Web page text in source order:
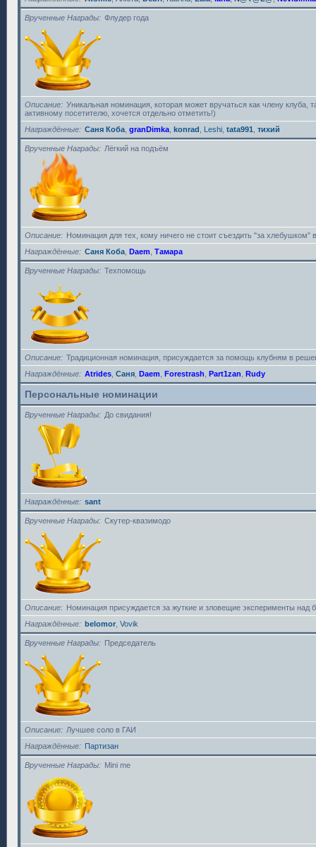
Врученные Награды Флудер года
Описание
Уникальная номинация, которая может вручаться как члену
активному посетителю, хочется отдельно отметить!)
Награждённые
Саня Коба granDimka konrad Leshi tata991 тихий
Врученные Награды Лёгкий на подъём
Описание
Номинация для тех, кому ничего не стоит съездить "за хлебушком"
Награждённые
Саня Коба Daem Тамара
Врученные Награды Техпомощь
Описание
Традиционная номинация, присуждается за помощь клубням в
Награждённые
Atrides Саня Daem Forestrash Part1zan Rudy
Персональные номинации
Врученные Награды До свидания!
Награждённые sant
Врученные Награды Скутер-квазимодо
Описание
Номинация присуждается за жуткие и зловещие эксперименты над
Награждённые
belomor Vovik
Врученные Награды Председатель
Описание
Лучшее соло в ГАИ
Награждённые
Партизан
Врученные Награды Mini me